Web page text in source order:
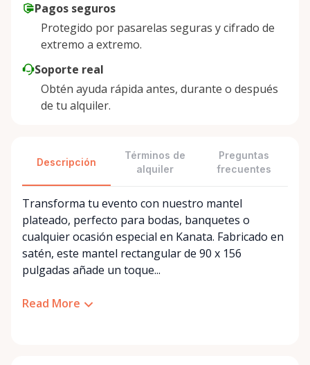
Pagos seguros
Protegido por pasarelas seguras y cifrado de
extremo a extremo.
Soporte real
Obtén ayuda rápida antes, durante o después
de tu alquiler.
Descripción
Términos de
alquiler
Preguntas
frecuentes
Transforma tu evento con nuestro mantel
plateado, perfecto para bodas, banquetes o
cualquier ocasión especial en Kanata. Fabricado en
satén, este mantel rectangular de 90 x 156
pulgadas añade un toque...
Read More